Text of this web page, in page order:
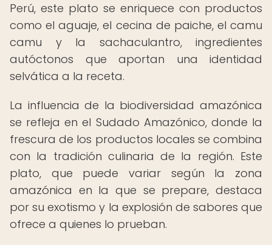
Perú, este plato se enriquece con productos
como el aguaje, el cecina de paiche, el camu
camu y la sachaculantro, ingredientes
autóctonos que aportan una identidad
selvática a la receta.
La influencia de la biodiversidad amazónica
se refleja en el Sudado Amazónico, donde la
frescura de los productos locales se combina
con la tradición culinaria de la región. Este
plato, que puede variar según la zona
amazónica en la que se prepare, destaca
por su exotismo y la explosión de sabores que
ofrece a quienes lo prueban.